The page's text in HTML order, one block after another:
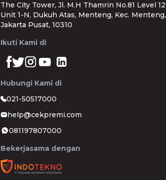
The City Tower, Jl. M.H Thamrin No.81 Level 12
Unit 1-N, Dukuh Atas, Menteng, Kec. Menteng,
Jakarta Pusat, 10310
Ikuti Kami di
Hubungi Kami di
021-50517000
help@cekpremi.com
081197807000
Bekerjasama dengan